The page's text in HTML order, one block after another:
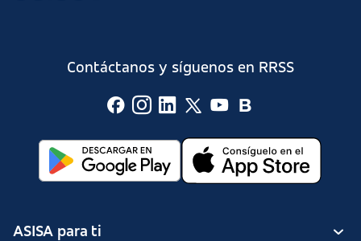
Contáctanos y síguenos en RRSS
ASISA para ti